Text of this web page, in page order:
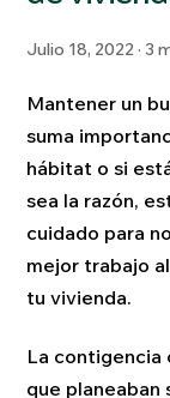
Julio 18, 2022 · 3
Mantener un
suma
hábitat o si
sea la razón,
cuidado para
mejor trabajo
tu vivienda.
La contigencia
que planeaban